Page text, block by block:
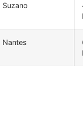
Suzano
Nantes